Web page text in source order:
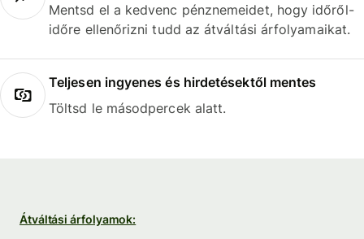
Mentsd el a kedvenc pénznemeidet, hogy időről-
időre ellenőrizni tudd az átváltási árfolyamaikat.
Teljesen ingyenes és hirdetésektől mentes
Töltsd le másodpercek alatt.
Átváltási árfolyamok: